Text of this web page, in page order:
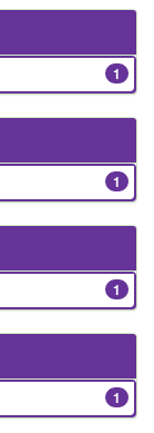
1
1
1
1